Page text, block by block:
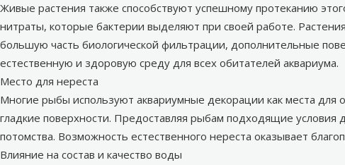
Живые растения также способствуют успешному протеканию
нитраты, которые бактерии выделяют при своей работе.
большую часть биологической фильтрации, дополнительные
естественную и здоровую среду для всех обитателей аквариума.
Место для нереста
Многие рыбы используют аквариумные декорации как места для
гладкие поверхности. Предоставляя рыбам подходящие
потомства. Возможность естественного нереста оказывает
Влияние на состав и качество воды